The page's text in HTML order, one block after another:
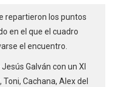
repartieron los puntos
en el que el cuadro
el encuentro.
Galván con un XI
Cachana, Alex del